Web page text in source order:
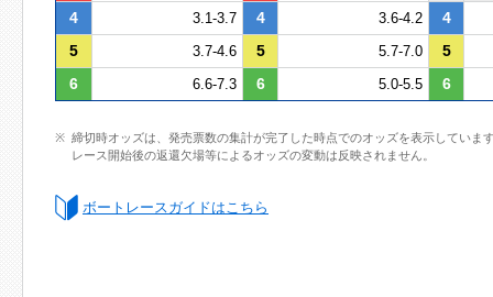
4 3.1-3.7 4 3.6-4.2
4
5
3.7-4.6 5 5.7-7.0
5
6
6.6-7.3 6 5.0-5.5 6
締切時オッズは、発売票数の集計が完了した時点でのオッズを表示していま
レース開始後の返還欠場等によるオッズの変動は反映されません。
ボートレースガイドはこちら